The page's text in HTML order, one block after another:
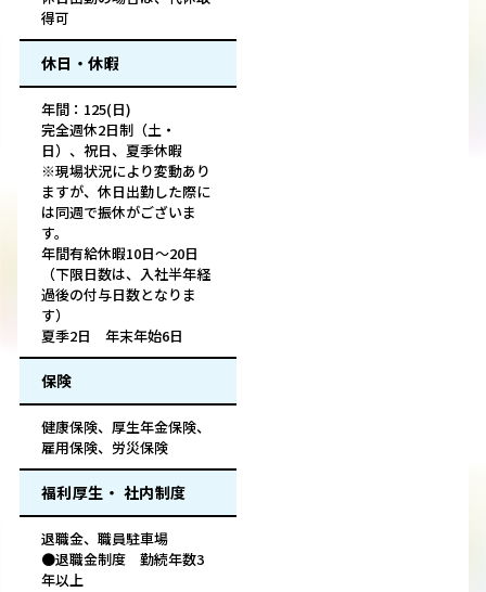
得可
休日・休暇
年間：125(日)
完全週休2日制（土・
日）、祝日、夏季休暇
※現場状況により変動あり
ますが、休日出勤した際に
は同週で振休がございま
す。
年間有給休暇10日～20日
（下限日数は、入社半年経
過後の付与日数となりま
す）
夏季2日 年末年始6日
保険
健康保険、厚生年金保険、
雇用保険、労災保険
福利厚生・ 社内制度
退職金、職員駐車場
●退職金制度 勤続年数3
年以上